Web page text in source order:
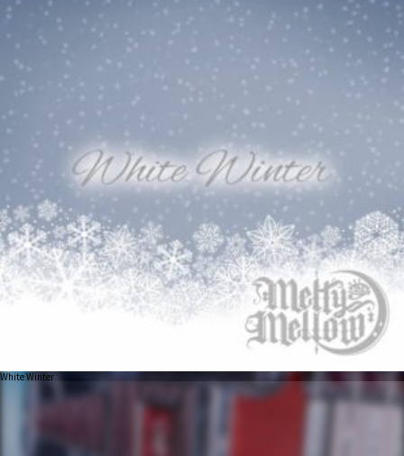
White Winter